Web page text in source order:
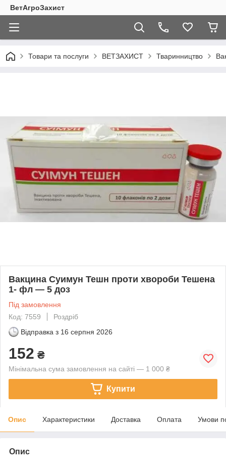
ВетАгроЗахист
Товари та послуги ВЕТЗАХИСТ Тваринництво
Вакцина Суимун Тешн проти хвороби Тешена
1- фл — 5 доз
Під замовлення
Код: 7559
Роздріб
Відправка з 16 серпня 2026
152 ₴
Мінімальна сума замовлення на сайті — 1 000 ₴
Купити
Опис Характеристики Доставка Оплата Умови
Опис